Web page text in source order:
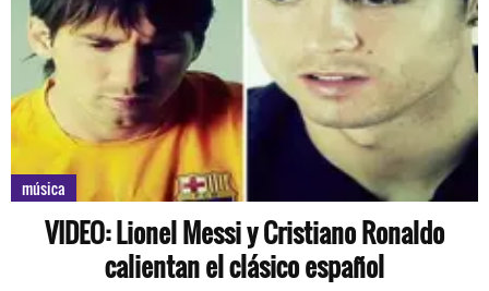
música
VIDEO: Lionel Messi y Cristiano Ronaldo
calientan el clásico español